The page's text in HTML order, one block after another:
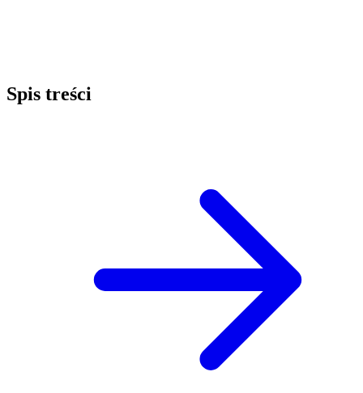
Spis treści